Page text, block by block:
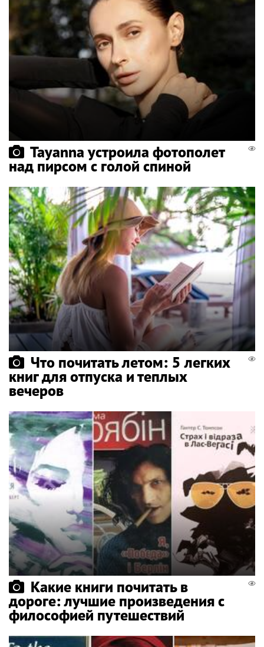
Tayanna устроила фотополет
над пирсом с голой спиной
Что почитать летом: 5 легких
книг для отпуска и теплых
вечеров
Какие книги почитать в
дороге: лучшие произведения с
философией путешествий